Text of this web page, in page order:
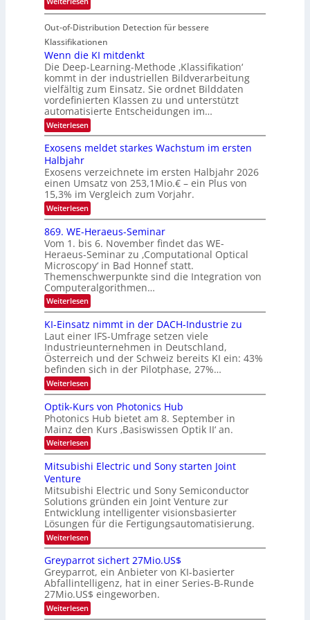
i
n
I
S
I
O
N
T
e
c
h
T
a
k
s
o
e
n
a
u
f
d
e
r
V
S
I
O
N
2
0
2
6
T
a
g
u
n
g
z
u
E
l
e
t
r
o
n
k
-
u
n
d
B
i
l
d
v
e
r
a
r
b
e
i
n
g
s
-
T
e
n
d
s
Out-of-Distribution Detection für bessere
Klassifikationen
Wenn die KI mitdenkt
Die Deep-Learning-Methode ‚Klassifikation‘
kommt in der industriellen Bildverarbeitung
vielfältig zum Einsatz. Sie ordnet Bilddaten
vordefinierten Klassen zu und unterstützt
automatisierte Entscheidungen im…
Weiterlesen:
W
n
d
i
e
K
I
m
i
t
d
e
n
k
t
Exosens meldet starkes Wachstum im ersten
Halbjahr
Exosens verzeichnete im ersten Halbjahr 2026
einen Umsatz von 253,1Mio.€ – ein Plus von
15,3% im Vergleich zum Vorjahr.
Weiterlesen:
E
x
o
s
e
n
s
m
e
l
d
e
t
s
t
a
r
k
e
W
a
c
h
s
u
i
m
e
r
s
t
e
n
H
a
l
b
j
a
869. WE-Heraeus-Seminar
Vom 1. bis 6. November findet das WE-
Heraeus-Seminar zu ‚Computational Optical
Microscopy‘ in Bad Honnef statt.
Themenschwerpunkte sind die Integration von
Computeralgorithmen…
Weiterlesen:
8
9
.
W
E
-
H
e
r
a
e
u
s
-
S
e
n
a
r
KI-Einsatz nimmt in der DACH-Industrie zu
Laut einer IFS-Umfrage setzen viele
Industrieunternehmen in Deutschland,
Österreich und der Schweiz bereits KI ein: 43%
befinden sich in der Pilotphase, 27%…
Weiterlesen:
K
-
E
i
n
s
t
n
m
m
t
i
n
d
e
r
D
A
C
H
Optik-Kurs von Photonics Hub
Photonics Hub bietet am 8. September in
Mainz den Kurs ‚Basiswissen Optik II‘ an.
Weiterlesen:
O
p
t
k
-
K
u
r
s
v
o
n
P
h
o
t
o
Mitsubishi Electric und Sony starten Joint
Venture
Mitsubishi Electric und Sony Semiconductor
Solutions gründen ein Joint Venture zur
Entwicklung intelligenter visionsbasierter
Lösungen für die Fertigungsautomatisierung.
Weiterlesen:
M
t
s
u
b
i
s
Greyparrot sichert 27Mio.US$
Greyparrot, ein Anbieter von KI-basierter
Abfallintelligenz, hat in einer Series-B-Runde
27Mio.US$ eingeworben.
Weiterlesen:
G